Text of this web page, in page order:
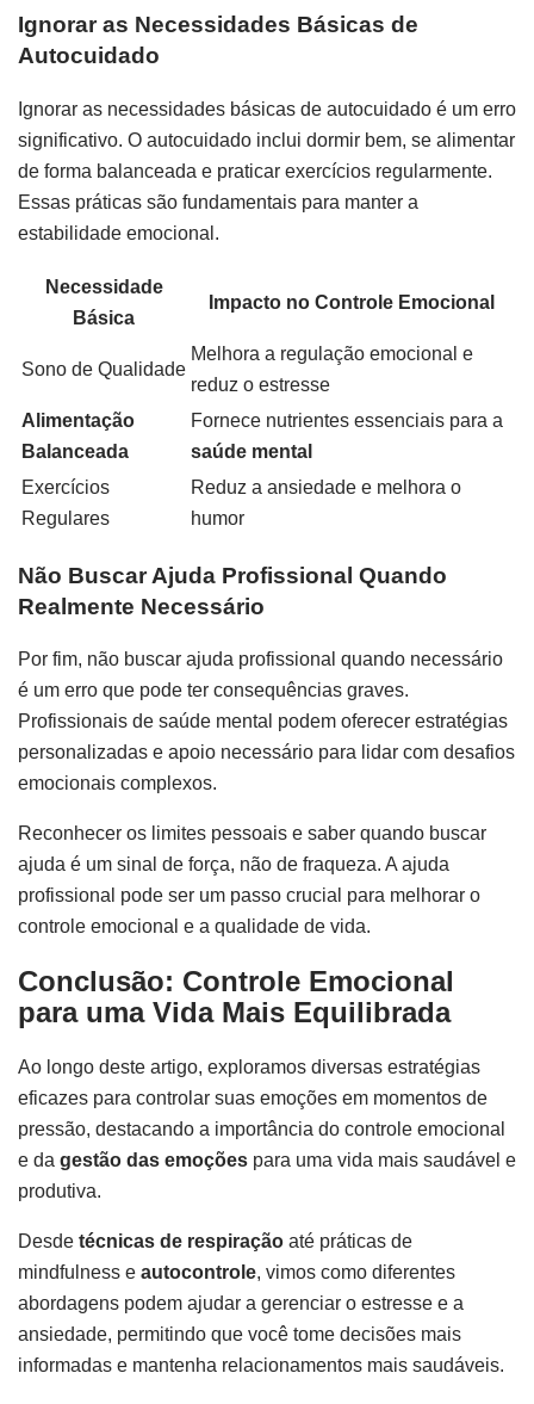
Ignorar as Necessidades Básicas de
Autocuidado
Ignorar as necessidades básicas de autocuidado é um erro
significativo. O autocuidado inclui dormir bem, se alimentar
de forma balanceada e praticar exercícios regularmente.
Essas práticas são fundamentais para manter a
estabilidade emocional.
Necessidade
Básica
Impacto no Controle Emocional
Sono de Qualidade
Melhora a regulação emocional e
reduz o estresse
Alimentação
Balanceada
Fornece nutrientes essenciais para a
saúde mental
Exercícios
Regulares
Reduz a ansiedade e melhora o
humor
Não Buscar Ajuda Profissional Quando
Realmente Necessário
Por fim, não buscar ajuda profissional quando necessário
é um erro que pode ter consequências graves.
Profissionais de saúde mental podem oferecer estratégias
personalizadas e apoio necessário para lidar com desafios
emocionais complexos.
Reconhecer os limites pessoais e saber quando buscar
ajuda é um sinal de força, não de fraqueza. A ajuda
profissional pode ser um passo crucial para melhorar o
controle emocional e a qualidade de vida.
Conclusão: Controle Emocional
para uma Vida Mais Equilibrada
Ao longo deste artigo, exploramos diversas estratégias
eficazes para controlar suas emoções em momentos de
pressão, destacando a importância do controle emocional
e da gestão das emoções para uma vida mais saudável e
produtiva.
Desde técnicas de respiração até práticas de
mindfulness e autocontrole, vimos como diferentes
abordagens podem ajudar a gerenciar o estresse e a
ansiedade, permitindo que você tome decisões mais
informadas e mantenha relacionamentos mais saudáveis.